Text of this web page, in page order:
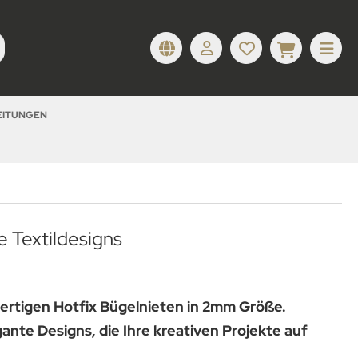
Textildesigns
Hotfix Bügelnieten in 2mm Größe.
Designs, die Ihre kreativen Projekte auf